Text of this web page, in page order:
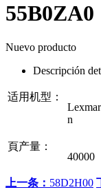
55B0ZA0
Nuevo producto
Descripción
适用机型：
n
頁产量：
40000
上一条： 58D2H00